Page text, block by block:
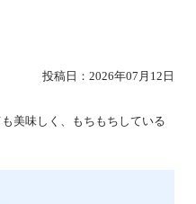
投稿日： 2026年07月12日
美味しく、もちもちしている